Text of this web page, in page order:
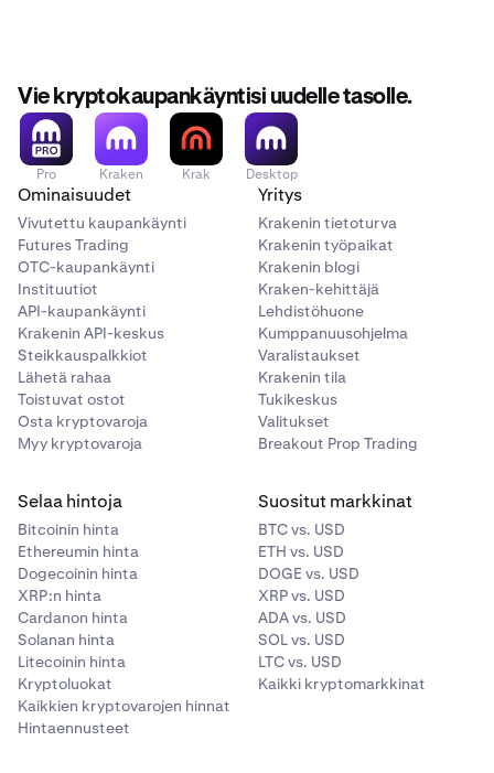
Vie kryptokaupankäyntisi uudelle tasolle.
Pro Kraken Krak Desktop
Ominaisuudet
Vivutettu kaupankäynti
Futures Trading
OTC-kaupankäynti
Instituutiot
API-kaupankäynti
Krakenin API-keskus
Steikkauspalkkiot
Lähetä rahaa
Toistuvat ostot
Osta kryptovaroja
Myy kryptovaroja
Yritys
Krakenin tietoturva
Krakenin työpaikat
Krakenin blogi
Kraken-kehittäjä
Lehdistöhuone
Kumppanuusohjelma
Varalistaukset
Krakenin tila
Tukikeskus
Valitukset
Breakout Prop Trading
Selaa hintoja
Bitcoinin hinta
Ethereumin hinta
Dogecoinin hinta
XRP:n hinta
Cardanon hinta
Solanan hinta
Litecoinin hinta
Kryptoluokat
Kaikkien kryptovarojen hinnat
Hintaennusteet
Suositut markkinat
BTC vs. USD
ETH vs. USD
DOGE vs. USD
XRP vs. USD
ADA vs. USD
SOL vs. USD
LTC vs. USD
Kaikki kryptomarkkinat